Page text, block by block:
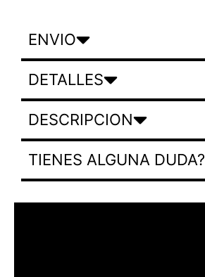
ENVIO
DETALLES
DESCRIPCION
TIENES ALGUNA DUDA?